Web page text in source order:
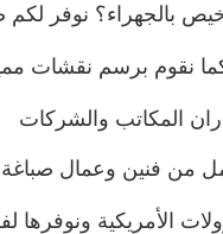
بالجهراء؟ نوفر
نقوم برسم نقشات
المكاتب والشركات
من فنين وعمال
الأمريكية ونوفرها